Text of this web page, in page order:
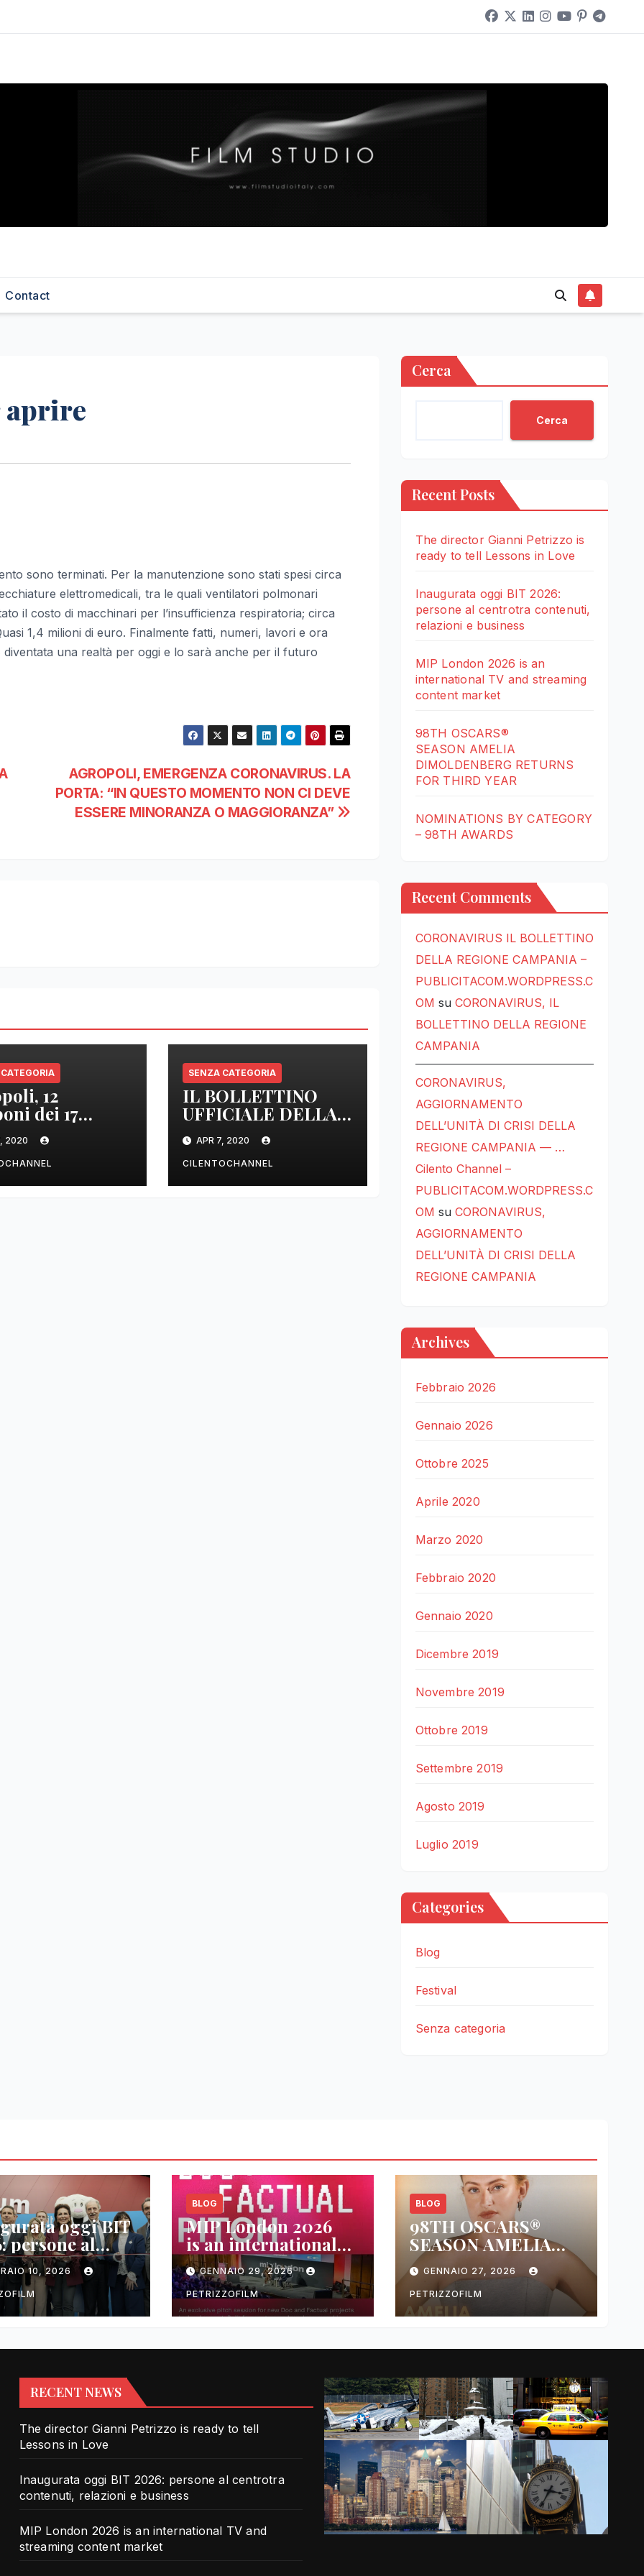
Contact
sono terminati. Per la manutenzione sono stati spesi circa
elettromedicali, tra le quali ventilatori polmonari
il costo di macchinari per l’insufficienza respiratoria; circa
1,4 milioni di euro. Finalmente fatti, numeri, lavori e ora
una realtà per oggi e lo sarà anche per il futuro
AGROPOLI, EMERGENZA CORONAVIRUS. LA
PORTA: “IN QUESTO MOMENTO NON CI DEVE
ESSERE MINORANZA O MAGGIORANZA”
12
dei 17
sono
2020
SENZA CATEGORIA
IL BOLLETTINO
UFFICIALE DELLA
REGIONE
CAMPANIA DELLE
ORE 22.00
APR 7, 2020
CILENTOCHANNEL
Cerca
Cerca
Recent Posts
The director Gianni Petrizzo is
ready to tell Lessons in Love
Inaugurata oggi BIT 2026:
persone al centrotra contenuti,
relazioni e business
MIP London 2026 is an
international TV and streaming
content market
98TH OSCARS®
SEASON AMELIA
DIMOLDENBERG RETURNS
FOR THIRD YEAR
NOMINATIONS BY CATEGORY
– 98TH AWARDS
Recent Comments
CORONAVIRUS IL BOLLETTINO
DELLA REGIONE CAMPANIA –
PUBLICITACOM.WORDPRESS.C
OM su CORONAVIRUS, IL
BOLLETTINO DELLA REGIONE
CAMPANIA
CORONAVIRUS,
AGGIORNAMENTO
DELL’UNITÀ DI CRISI DELLA
REGIONE CAMPANIA — …
Cilento Channel –
PUBLICITACOM.WORDPRESS.C
OM su CORONAVIRUS,
AGGIORNAMENTO
DELL’UNITÀ DI CRISI DELLA
REGIONE CAMPANIA
Archives
Febbraio 2026
Gennaio 2026
Ottobre 2025
Aprile 2020
Marzo 2020
Febbraio 2020
Gennaio 2020
Dicembre 2019
Novembre 2019
Ottobre 2019
Settembre 2019
Agosto 2019
Luglio 2019
Categories
Blog
Festival
Senza categoria
oggi BIT
persone al
contenuti,
e business
10, 2026
BLOG
MIP London 2026
is an international
TV and streaming
content market
GENNAIO 29, 2026
PETRIZZOFILM
BLOG
98TH OSCARS®
SEASON AMELIA
DIMOLDENBERG
RETURNS FOR
THIRD YEAR
GENNAIO 27, 2026
PETRIZZOFILM
RECENT NEWS
The director Gianni Petrizzo is ready to tell
Lessons in Love
Inaugurata oggi BIT 2026: persone al centrotra
contenuti, relazioni e business
MIP London 2026 is an international TV and
streaming content market